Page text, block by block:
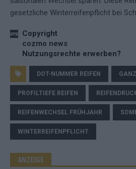
gesetzliche Winterreifenpflicht bei
Copyright
cozmo news
Nutzungsrechte erwerben?
DOT-NUMMER REIFEN
PROFILTIEFE REIFEN
REIFENWECHSEL FRÜHJAHR
WINTERREIFENPFLICHT
ANZEIGE